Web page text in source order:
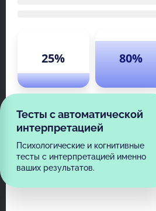
25% 80%
Тесты с автоматической
интерпретацией
Психологические и когнитивные
тесты с интерпретацией именно
ваших результатов.